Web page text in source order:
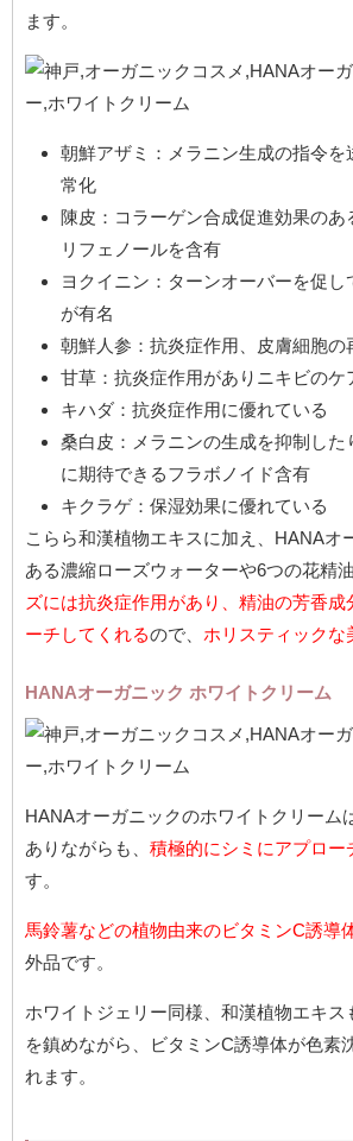
ます。
朝鮮アザミ：メラニン生成の指令
常化
陳皮：コラーゲン合成促進効果の
リフェノールを含有
ヨクイニン：ターンオーバーを促
が有名
朝鮮人参：抗炎症作用、皮膚細胞
甘草：抗炎症作用がありニキビのケ
キハダ：抗炎症作用に優れている
桑白皮：メラニンの生成を抑制し
に期待できるフラボノイド含有
キクラゲ：保湿効果に優れている
こらら和漢植物エキスに加え、HANAオ
ある濃縮ローズウォーターや6つの花精
ズには抗炎症作用があり、精油の芳香
ーチしてくれるので、 ホリスティックな
HANAオーガニック ホワイトクリーム
HANAオーガニックのホワイトクリーム
ありながらも、 積極的にシミにアプロー
す。
馬鈴薯などの植物由来のビタミンC誘導
外品です。
ホワイトジェリー同様、和漢植物エキ
を鎮めながら、ビタミンC誘導体が色素
れます。